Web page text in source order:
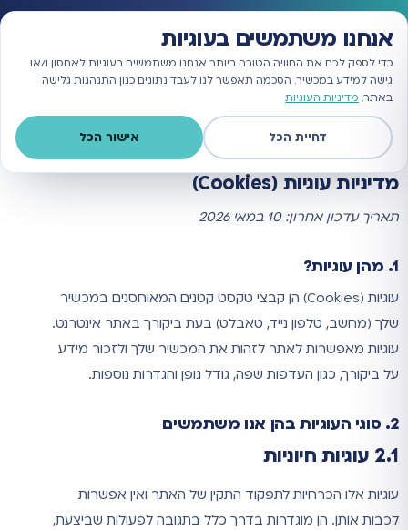
המיקום שלך באתר:קידום ממומן בגוגל
מדיניות עוגיות
מדיניות עוגיות (Cookies)
תאריך עדכון אחרון: 10 במאי 2026
1. מהן עוגיות?
עוגיות (Cookies) הן קבצי טקסט קטנים המאוחסנים במכשיר
שלך (מחשב, טלפון נייד, טאבלט) בעת ביקורך באתר אינטרנט.
עוגיות מאפשרות לאתר לזהות את המכשיר שלך ולזכור מידע
על ביקורך, כגון העדפות שפה, גודל גופן והגדרות נוספות.
2. סוגי העוגיות בהן אנו משתמשים
2.1 עוגיות חיוניות
עוגיות אלו הכרחיות לתפקוד התקין של האתר ואין אפשרות
לכבות אותן. הן מוגדרות בדרך כלל בתגובה לפעולות שביצעת,
אנחנו משתמשים בעוגיות
כדי לספק לכם את החוויה הטובה ביותר אנחנו משתמשים בעוגיות לאחסון ו/או
גישה למידע במכשיר. הסכמה תאפשר לנו לעבד נתונים כגון התנהגות גלישה
באתר. מדיניות העוגיות
דחיית הכל אישור הכל